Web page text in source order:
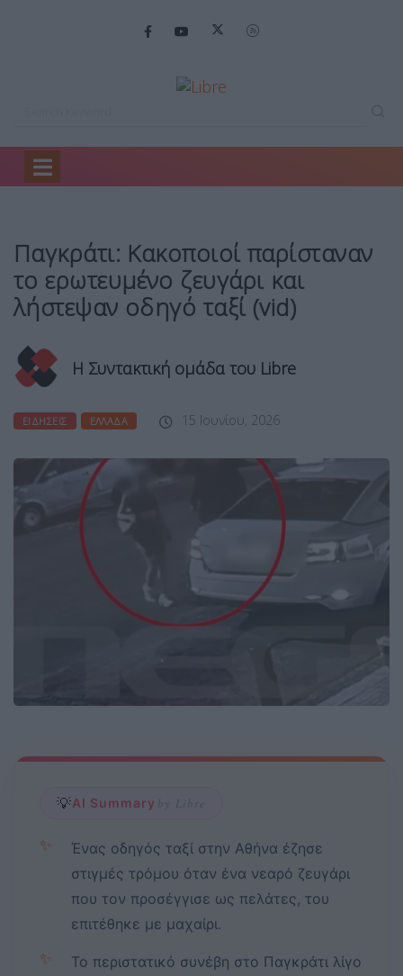
Home
Παγκράτι: Κακοποιοί παρίσταναν…
Παγκράτι: Κακοποιοί παρίσταναν
το ερωτευμένο ζευγάρι και
λήστεψαν οδηγό ταξί (vid)
Η Συντακτική ομάδα του Libre
ΕΙΔΉΣΕΙΣ ΕΛΛΆΔΑ 15 Ιουνίου, 2026
💡AI Summary by Libre
✨
Ένας οδηγός ταξί στην Αθήνα έζησε
στιγμές τρόμου όταν ένα νεαρό ζευγάρι
που τον προσέγγισε ως πελάτες, του
επιτέθηκε με μαχαίρι.
✨
Το περιστατικό συνέβη στο Παγκράτι λίγο